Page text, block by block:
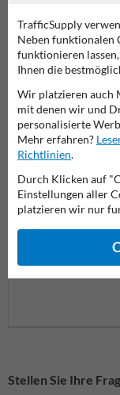
Stellen Sie Ihre
TrafficSupply
Neben funktionalen
funktionieren
Ihnen die
Wir platzieren auch
mit denen wir und
personalisierte
Mehr erfahren?
Richtlinien.
Durch Klicken auf
Einstellungen aller
platzieren wir nur